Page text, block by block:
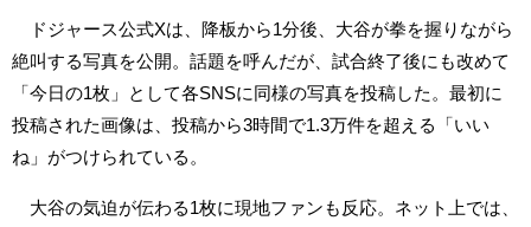
ドジャース公式Xは、降板から1分後、大谷が拳を握りながら
絶叫する写真を公開。話題を呼んだが、試合終了後にも改めて
「今日の1枚」として各SNSに同様の写真を投稿した。最初に
投稿された画像は、投稿から3時間で1.3万件を超える「いい
ね」がつけられている。
大谷の気迫が伝わる1枚に現地ファンも反応。ネット上では、